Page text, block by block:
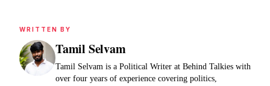
WRITTEN BY
Tamil Selvam
Tamil Selvam is a Political Writer at Behind Talkies with
over four years of experience covering politics,